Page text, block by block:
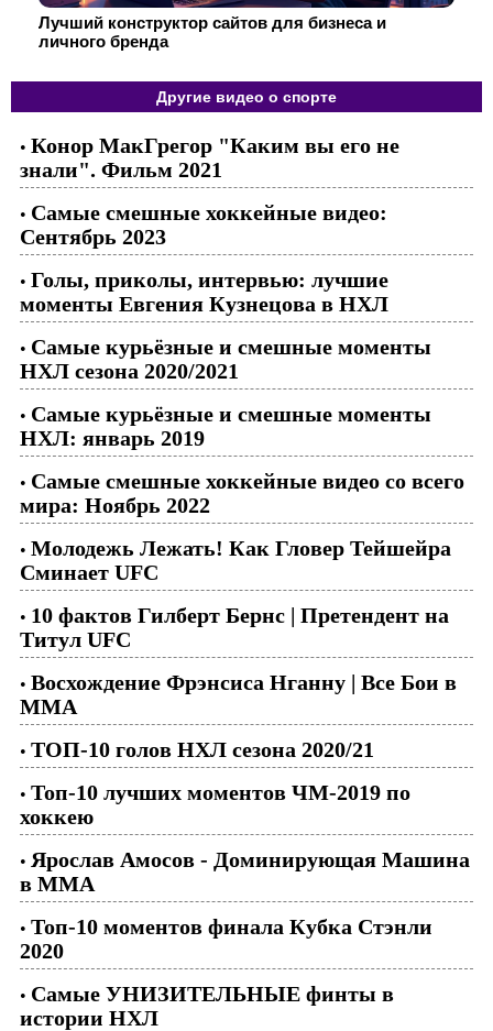
Лучший конструктор сайтов для бизнеса и
личного бренда
Другие видео о спорте
• Конор МакГрегор "Каким вы его не
знали". Фильм 2021
• Самые смешные хоккейные видео:
Сентябрь 2023
• Голы, приколы, интервью: лучшие
моменты Евгения Кузнецова в НХЛ
• Самые курьёзные и смешные моменты
НХЛ сезона 2020/2021
• Самые курьёзные и смешные моменты
НХЛ: январь 2019
• Самые смешные хоккейные видео со всего
мира: Ноябрь 2022
• Молодежь Лежать! Как Гловер Тейшейра
Сминает UFC
• 10 фактов Гилберт Бернс | Претендент на
Титул UFC
• Восхождение Фрэнсиса Нганну | Все Бои в
ММА
• ТОП-10 голов НХЛ сезона 2020/21
• Топ-10 лучших моментов ЧМ-2019 по
хоккею
• Ярослав Амосов - Доминирующая Машина
в ММА
• Топ-10 моментов финала Кубка Стэнли
2020
• Самые УНИЗИТЕЛЬНЫЕ финты в
истории НХЛ